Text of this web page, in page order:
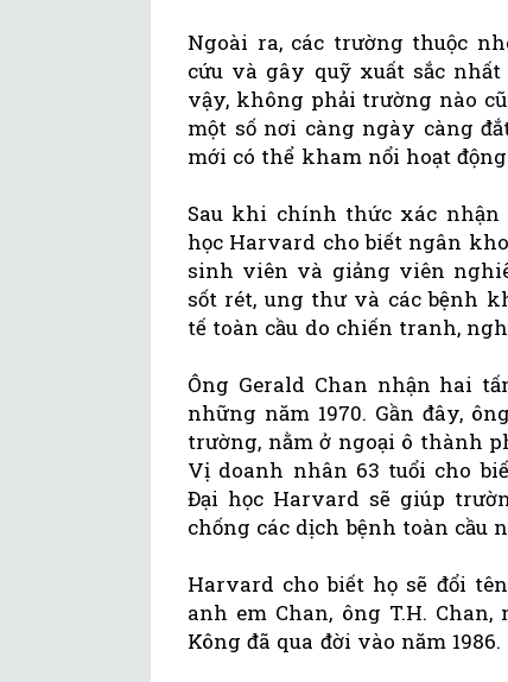
Ngoài ra, các trường thuộc
cứu và gây quỹ xuất sắc
vậy, không phải trường nào
một số nơi càng ngày càng
mới có thể kham nổi hoạt
Sau khi chính thức xác nhận
học Harvard cho biết ngân
sinh viên và giảng viên
sốt rét, ung thư và các bệnh
tế toàn cầu do chiến tranh,
Ông Gerald Chan nhận hai
những năm 1970. Gần đây,
trường, nằm ở ngoại ô thành
Vị doanh nhân 63 tuổi cho
Đại học Harvard sẽ giúp
chống các dịch bệnh toàn cầu
Harvard cho biết họ sẽ đổi
anh em Chan, ông T.H.
Kông đã qua đời vào năm 1986.